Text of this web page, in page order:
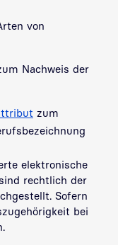
von
Nachweis der
zum
elektronische
rechtlich der
Sofern
bei